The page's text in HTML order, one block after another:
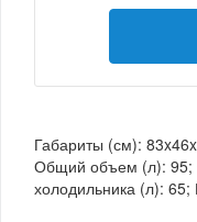
Габариты (см):
Общий объем (л): 95;
холодильника (л):